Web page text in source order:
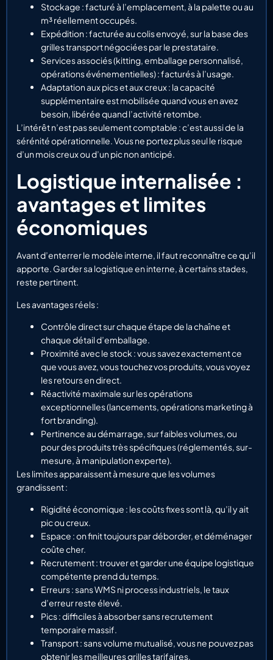
Stockage : facturé à l’emplacement, à la palette ou au
m³ réellement occupés.
Expédition : facturée au colis envoyé, sur la base des
grilles transport négociées par le prestataire.
Services associés (kitting, emballage personnalisé,
opérations événementielles) : facturés à l’usage.
Adaptation aux pics et aux creux : la capacité
supplémentaire est mobilisée quand vous en avez
besoin, libérée quand l’activité retombe.
L’intérêt n’est pas seulement comptable : c’est aussi de la
sérénité opérationnelle. Vous ne portez plus seul le risque
d’un mois creux ou d’un pic non anticipé.
Logistique internalisée :
avantages et limites
économiques
Avant d’enterrer le modèle interne, il faut reconnaître ce qu’il
apporte. Garder sa logistique en interne, à certains stades,
reste pertinent.
Les avantages réels :
Contrôle direct sur chaque étape de la chaîne et
chaque détail d’emballage.
Proximité avec le stock : vous savez exactement ce
que vous avez, vous touchez vos produits, vous voyez
les retours en direct.
Réactivité maximale sur les opérations
exceptionnelles (lancements, opérations marketing à
fort branding).
Pertinence au démarrage, sur faibles volumes, ou
pour des produits très spécifiques (réglementés, sur-
mesure, à manipulation experte).
Les limites apparaissent à mesure que les volumes
grandissent :
Rigidité économique : les coûts fixes sont là, qu’il y ait
pic ou creux.
Espace : on finit toujours par déborder, et déménager
coûte cher.
Recrutement : trouver et garder une équipe logistique
compétente prend du temps.
Erreurs : sans WMS ni process industriels, le taux
d’erreur reste élevé.
Pics : difficiles à absorber sans recrutement
temporaire massif.
Transport : sans volume mutualisé, vous ne pouvez pas
obtenir les meilleures grilles tarifaires.